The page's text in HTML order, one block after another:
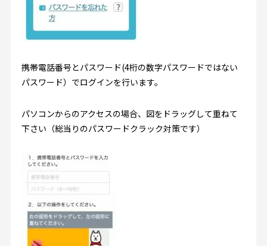
携帯電話番号とパスワード(4桁の数字パスワードではない
パスワード）でログインを行います。
パソコンからのアクセスの場合、図をドラッグして重ねて
下さい（総当りのパスワードクラック対策です）